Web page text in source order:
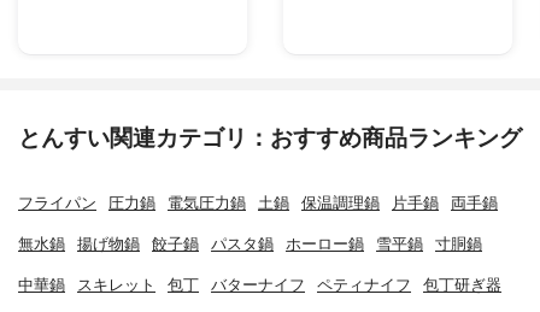
とんすい関連カテゴリ：おすすめ商品ランキング
フライパン 圧力鍋 電気圧力鍋 土鍋 保温調理鍋 片手鍋 両手鍋
無水鍋 揚げ物鍋 餃子鍋 パスタ鍋 ホーロー鍋 雪平鍋 寸胴鍋
中華鍋 スキレット 包丁 バターナイフ ペティナイフ 包丁研ぎ器